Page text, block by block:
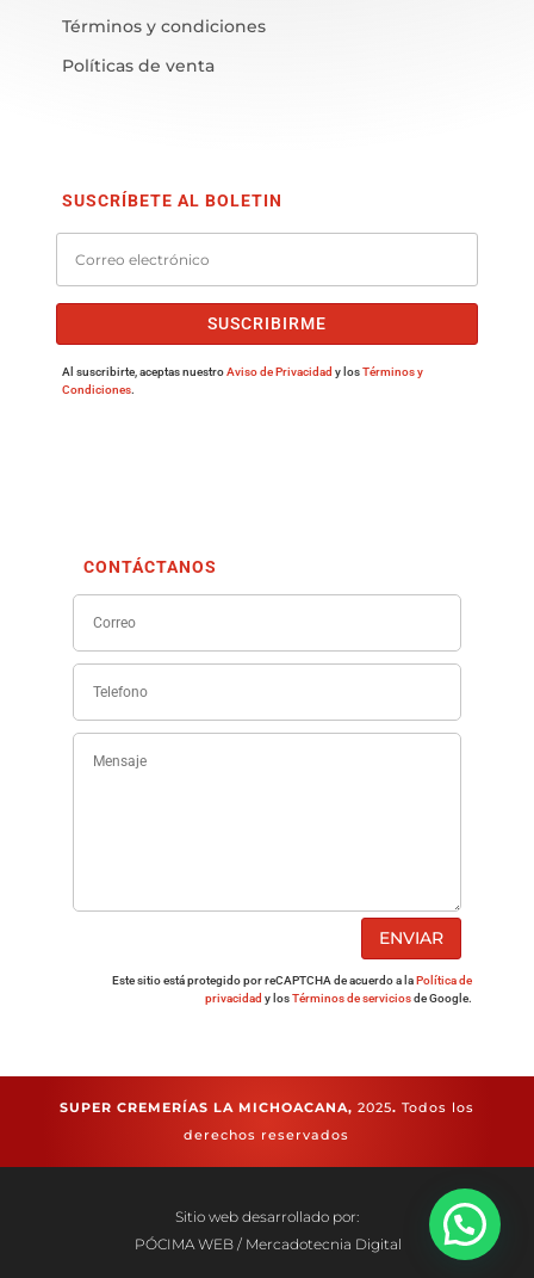
Términos y condiciones
Políticas de venta
SUSCRÍBETE AL BOLETIN
SUSCRIBIRME
Al suscribirte, aceptas nuestroAviso de Privacidad y losTérminos y
Condiciones.
CONTÁCTANOS
ENVIAR
Este sitio está protegido por reCAPTCHA de acuerdo a laPolítica de
privacidad y losTérminos de serviciosde Google.
SUPER CREMERÍAS LA MICHOACANA, 2025. Todos los
derechos reservados
Sitio web desarrollado por:
PÓCIMA WEB / Mercadotecnia Digital